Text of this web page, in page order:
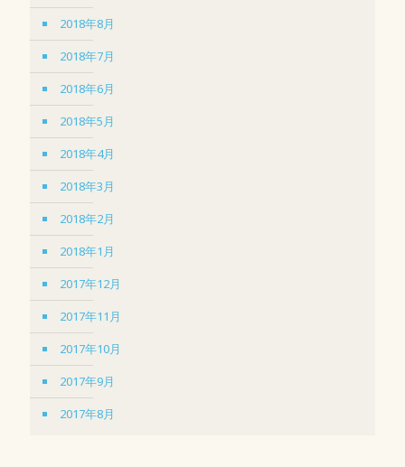
2018年8月
2018年7月
2018年6月
2018年5月
2018年4月
2018年3月
2018年2月
2018年1月
2017年12月
2017年11月
2017年10月
2017年9月
2017年8月